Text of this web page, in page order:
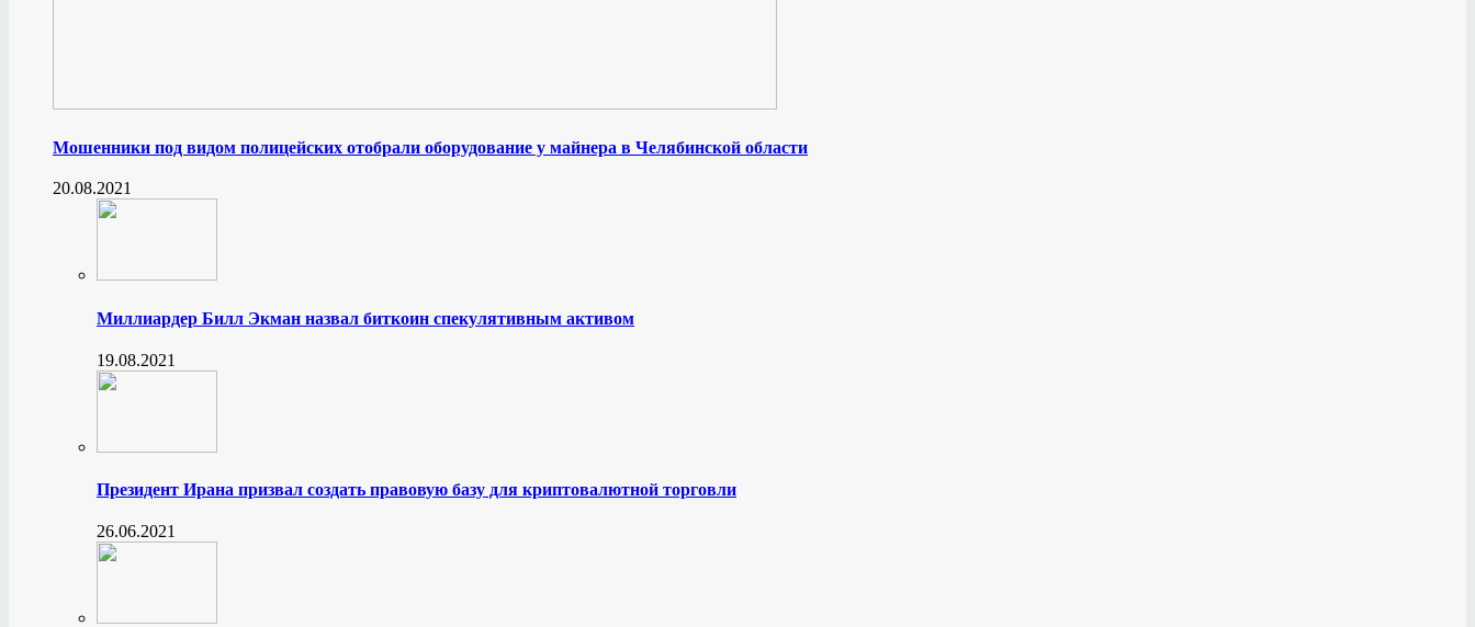
Мошенники под видом полицейских отобрали оборудование у майнера в Челябинской области
20.08.2021
Миллиардер Билл Экман назвал биткоин спекулятивным активом
19.08.2021
Президент Ирана призвал создать правовую базу для криптовалютной торговли
26.06.2021